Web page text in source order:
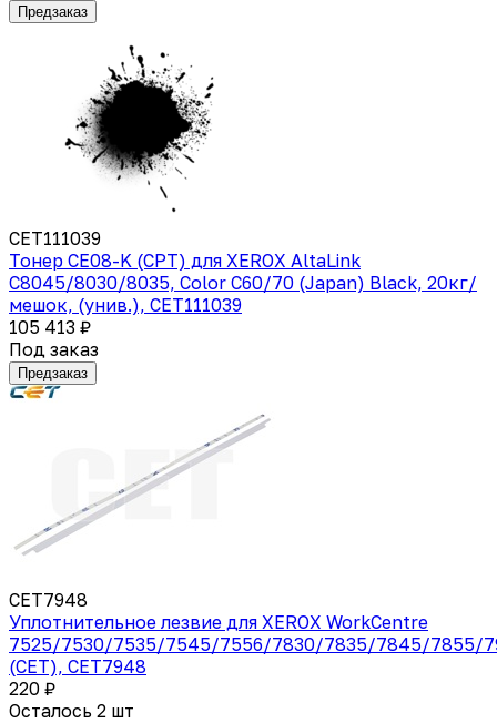
Предзаказ
CET111039
Тонер CE08-K (CPT) для XEROX AltaLink
C8045/8030/8035, Color C60/70 (Japan) Black, 20кг/
мешок, (унив.), CET111039
105 413 ₽
Под заказ
Предзаказ
CET7948
Уплотнительное лезвие для XEROX WorkCentre
7525/7530/7535/7545/7556/7830/7835/7845/7855/
(CET), CET7948
220 ₽
Осталось 2 шт